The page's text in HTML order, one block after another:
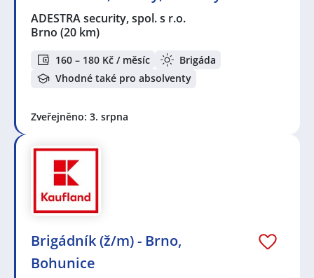
ADESTRA security, spol. s r.o.
Brno (20 km)
160 – 180 Kč / měsíc
Brigáda
Vhodné také pro absolventy
Zveřejněno: 3. srpna
Brigádník (ž/m) - Brno,
Bohunice